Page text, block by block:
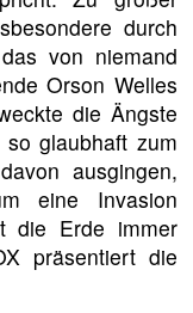
durch
von niemand
Orson Welles
die Ängste
glaubhaft zum
ausgingen,
eine Invasion
die Erde immer
präsentiert die